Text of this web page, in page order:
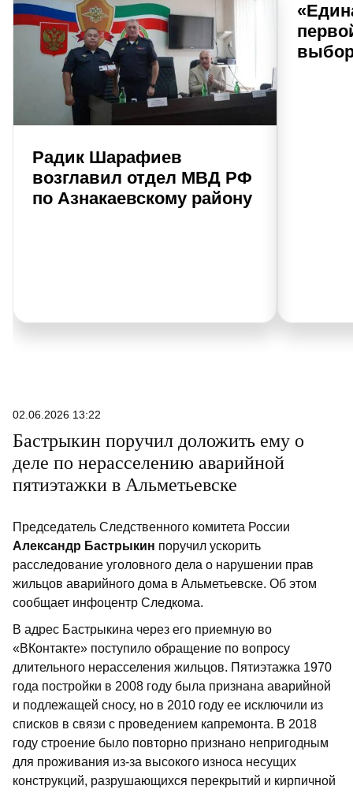
Радик Шарафиев
возглавил отдел МВД РФ
по Азнакаевскому району
02.06.2026 13:22
Бастрыкин поручил доложить ему о
деле по нерасселению аварийной
пятиэтажки в Альметьевске
Председатель Следственного комитета России
Александр Бастрыкин поручил ускорить
расследование уголовного дела о нарушении прав
жильцов аварийного дома в Альметьевске. Об этом
сообщает инфоцентр Следкома.
В адрес Бастрыкина через его приемную во
«ВКонтакте» поступило обращение по вопросу
длительного нерасселения жильцов. Пятиэтажка 1970
года постройки в 2008 году была признана аварийной
и подлежащей сносу, но в 2010 году ее исключили из
списков в связи с проведением капремонта. В 2018
году строение было повторно признано непригодным
для проживания из-за высокого износа несущих
конструкций, разрушающихся перекрытий и кирпичной